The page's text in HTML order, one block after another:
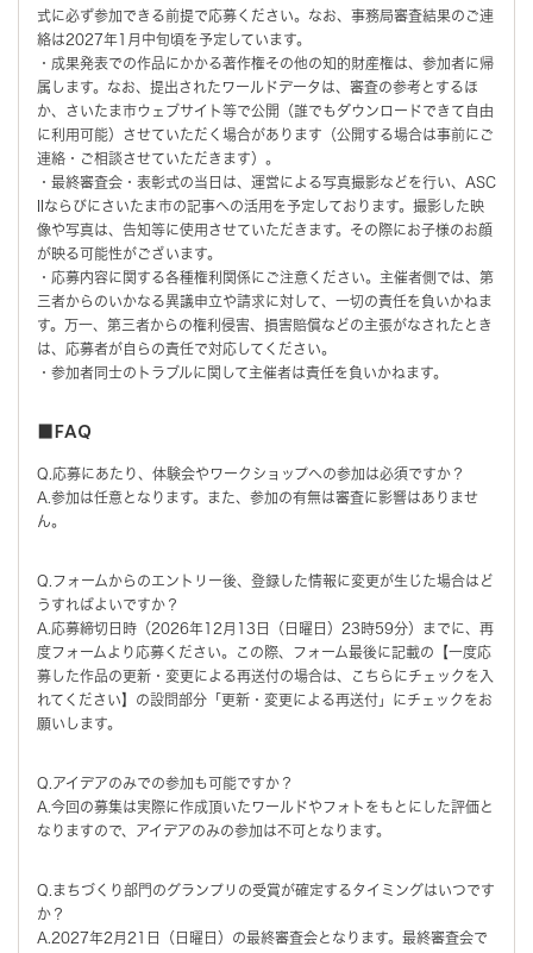
式に必ず参加できる前提で応募ください。なお、事務局審査結果のご連
絡は2027年1月中旬頃を予定しています。
・成果発表での作品にかかる著作権その他の知的財産権は、参加者に帰
属します。なお、提出されたワールドデータは、審査の参考とするほ
か、さいたま市ウェブサイト等で公開（誰でもダウンロードできて自由
に利用可能）させていただく場合があります（公開する場合は事前にご
連絡・ご相談させていただきます）。
・最終審査会・表彰式の当日は、運営による写真撮影などを行い、ASC
IIならびにさいたま市の記事への活用を予定しております。撮影した映
像や写真は、告知等に使用させていただきます。その際にお子様のお顔
が映る可能性がございます。
・応募内容に関する各種権利関係にご注意ください。主催者側では、第
三者からのいかなる異議申立や請求に対して、一切の責任を負いかねま
す。万一、第三者からの権利侵害、損害賠償などの主張がなされたとき
は、応募者が自らの責任で対応してください。
・参加者同士のトラブルに関して主催者は責任を負いかねます。
■FAQ
Q.応募にあたり、体験会やワークショップへの参加は必須ですか？
A.参加は任意となります。また、参加の有無は審査に影響はありませ
ん。
Q.フォームからのエントリー後、登録した情報に変更が生じた場合はど
うすればよいですか？
A.応募締切日時（2026年12月13日（日曜日）23時59分）までに、再
度フォームより応募ください。この際、フォーム最後に記載の【一度応
募した作品の更新・変更による再送付の場合は、こちらにチェックを入
れてください】の設問部分「更新・変更による再送付」にチェックをお
願いします。
Q.アイデアのみでの参加も可能ですか？
A.今回の募集は実際に作成頂いたワールドやフォトをもとにした評価と
なりますので、アイデアのみの参加は不可となります。
Q.まちづくり部門のグランプリの受賞が確定するタイミングはいつです
か？
A.2027年2月21日（日曜日）の最終審査会となります。最終審査会で